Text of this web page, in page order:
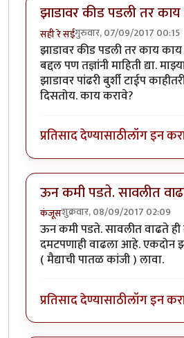
झाडावर कीड पडली तर
सही रे सईगुरुवार, 07/09/2017 00:15
झाडावर कीड पडली तर काय
बद्दल पण तज्ञांनी माहिती द्या.
झाडावर पांढरी बुर्शी टाईप
दिसतोय. काय करावे?
प्रतिसाद देण्यासाठीलॉग इन
ऊन कमी पडते. सावलीत
कंजूसशुक्रवार, 08/09/2017 02:09
ऊन कमी पडते. सावलीत वाढते ही
दमटपणाही वाढला आहे.
( मैद्याची पातळ कांजी ) लावा.
प्रतिसाद देण्यासाठीलॉग इन